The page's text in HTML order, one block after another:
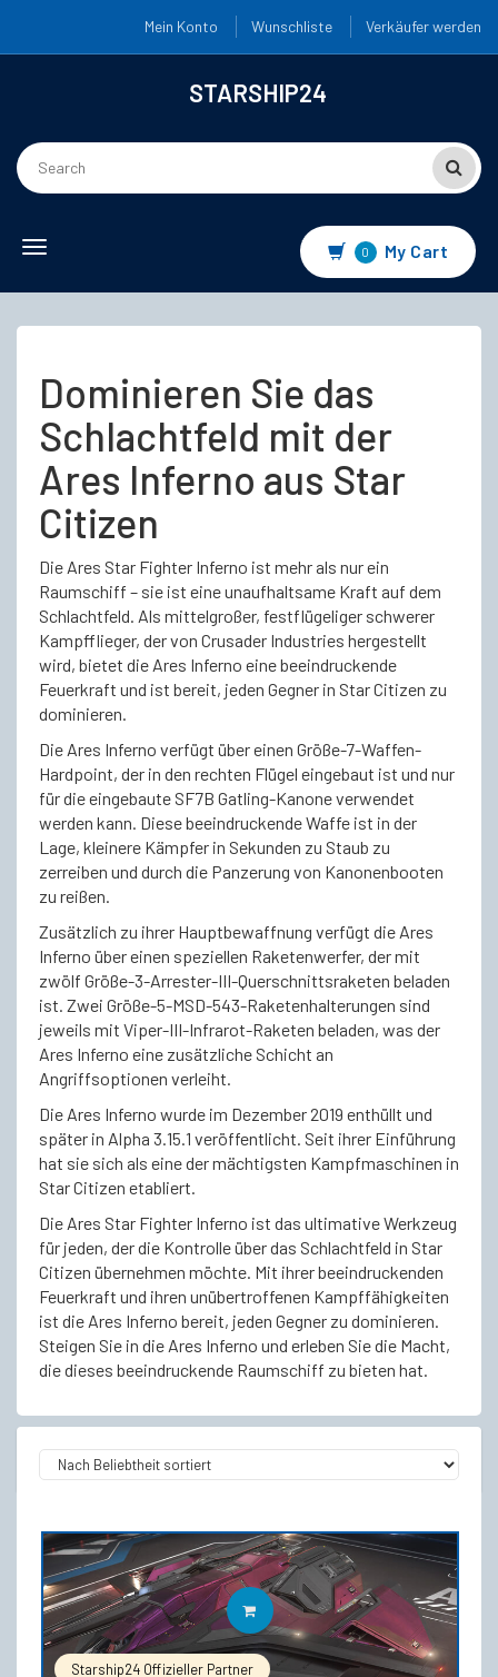
Mein Konto Wunschliste Verkäufer werden
STARSHIP24
Toggle
0 My Cart
Dominieren Sie das
Schlachtfeld mit der
Ares Inferno aus Star
Citizen
Die Ares Star Fighter Inferno ist mehr als nur ein
Raumschiff – sie ist eine unaufhaltsame Kraft auf dem
Schlachtfeld. Als mittelgroßer, festflügeliger schwerer
Kampfflieger, der von Crusader Industries hergestellt
wird, bietet die Ares Inferno eine beeindruckende
Feuerkraft und ist bereit, jeden Gegner in Star Citizen zu
dominieren.
Die Ares Inferno verfügt über einen Größe-7-Waffen-
Hardpoint, der in den rechten Flügel eingebaut ist und nur
für die eingebaute SF7B Gatling-Kanone verwendet
werden kann. Diese beeindruckende Waffe ist in der
Lage, kleinere Kämpfer in Sekunden zu Staub zu
zerreiben und durch die Panzerung von Kanonenbooten
zu reißen.
Zusätzlich zu ihrer Hauptbewaffnung verfügt die Ares
Inferno über einen speziellen Raketenwerfer, der mit
zwölf Größe-3-Arrester-III-Querschnittsraketen beladen
ist. Zwei Größe-5-MSD-543-Raketenhalterungen sind
jeweils mit Viper-III-Infrarot-Raketen beladen, was der
Ares Inferno eine zusätzliche Schicht an
Angriffsoptionen verleiht.
Die Ares Inferno wurde im Dezember 2019 enthüllt und
später in Alpha 3.15.1 veröffentlicht. Seit ihrer Einführung
hat sie sich als eine der mächtigsten Kampfmaschinen in
Star Citizen etabliert.
Die Ares Star Fighter Inferno ist das ultimative Werkzeug
für jeden, der die Kontrolle über das Schlachtfeld in Star
Citizen übernehmen möchte. Mit ihrer beeindruckenden
Feuerkraft und ihren unübertroffenen Kampffähigkeiten
ist die Ares Inferno bereit, jeden Gegner zu dominieren.
Steigen Sie in die Ares Inferno und erleben Sie die Macht,
die dieses beeindruckende Raumschiff zu bieten hat.
Starship24 Offizieller Partner
IN DEN WARENKORB